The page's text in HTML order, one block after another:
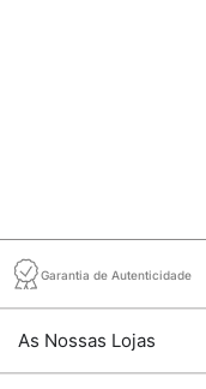
Garantia de Autenticidade
As Nossas Lojas